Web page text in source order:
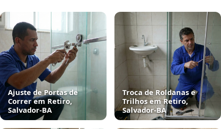
Ajuste de Portas de
Correr em Retiro,
Salvador‑BA
Troca de Roldanas e
Trilhos em Retiro,
Salvador‑BA